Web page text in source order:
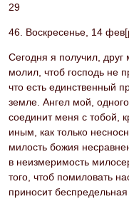
29
46. Воскресенье, 14
Сегодня я получил,
молил, чтоб господь не
что есть единственный
земле. Ангел мой,
соединит меня с тобой,
иным, как только
милость божия
в неизмеримость
того, чтоб помиловать
приносит